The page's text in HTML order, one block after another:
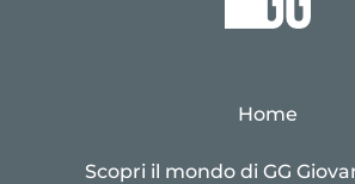
Home
Scopri il mondo di GG